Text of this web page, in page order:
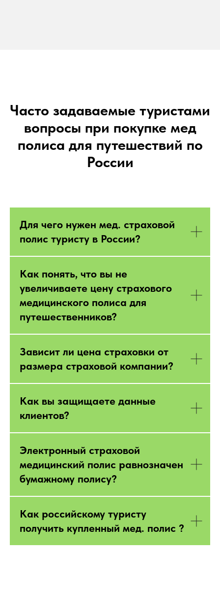
Часто задаваемые туристами
вопросы при покупке мед
полиса для путешествий по
России
Для чего нужен мед. страховой
полис туристу в России?
Как понять, что вы не
увеличиваете цену страхового
медицинского полиса для
путешественников?
Зависит ли цена страховки от
размера страховой компании?
Как вы защищаете данные
клиентов?
Электронный страховой
медицинский полис равнозначен
бумажному полису?
Как российскому туристу
получить купленный мед. полис ?